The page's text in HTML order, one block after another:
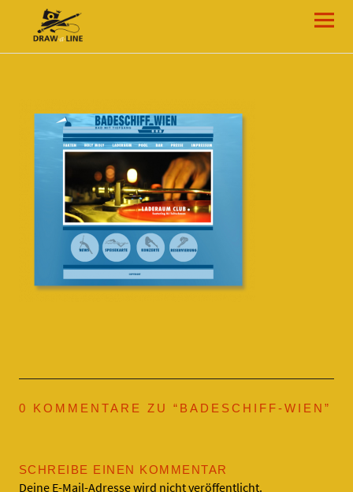
Draw-a-Line Grafik- und Web-Design
0 KOMMENTARE ZU “ BADESCHIFF-WIEN ”
SCHREIBE EINEN KOMMENTAR
Deine E-Mail-Adresse wird nicht veröffentlicht.